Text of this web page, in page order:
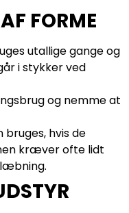
FORME
utallige gange og
i stykker ved
og nemme at
bruges, hvis de
kræver ofte lidt